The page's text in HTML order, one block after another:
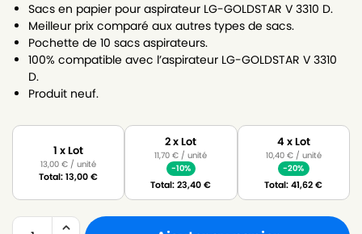
Sacs en papier pour aspirateur LG-GOLDSTAR V 3310 D.
Meilleur prix comparé aux autres types de sacs.
Pochette de 10 sacs aspirateurs.
100% compatible avec l’aspirateur LG-GOLDSTAR V 3310
D.
Produit neuf.
1 x Lot
13,00€ / unité
Total:13,00€
2 x Lot
11,70€ / unité
-10%
Total:23,40€
4 x Lot
10,40 €/ unité
-20%
Total:41,62€